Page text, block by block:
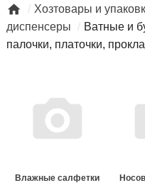
 Хозтовары и
диспенсеры
Ватные и
палочки, платочки,
Влажные салфетки